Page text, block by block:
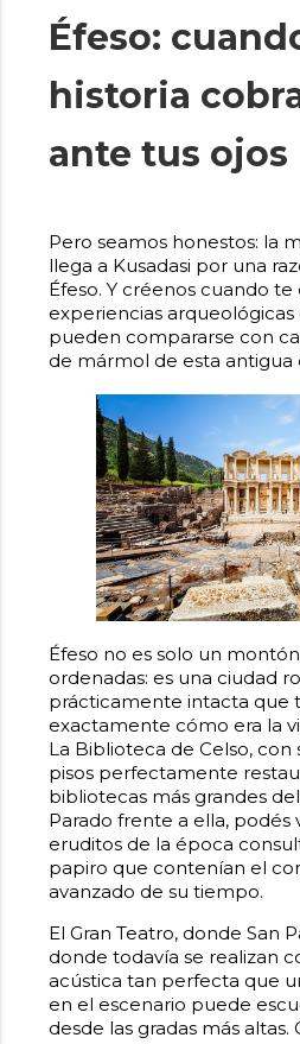
Éfeso:
historia
ante tus ojos
Pero seamos honestos: la
llega a Kusadasi por una
Éfeso. Y créenos cuando
experiencias
pueden compararse con
de mármol de esta antigua
Éfeso no es solo un
ordenadas: es una ciudad
prácticamente intacta que
exactamente cómo era la
La Biblioteca de Celso, con
pisos perfectamente
bibliotecas más grandes
Parado frente a ella, podés
eruditos de la época
papiro que contenían el
avanzado de su tiempo.
El Gran Teatro, donde San
donde todavía se realizan
acústica tan perfecta que
en el escenario puede
desde las gradas más